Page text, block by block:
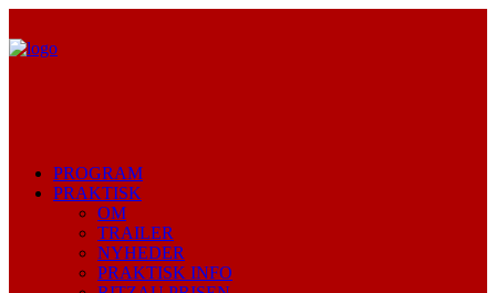
PROGRAM
PRAKTISK
OM
TRAILER
NYHEDER
PRAKTISK INFO